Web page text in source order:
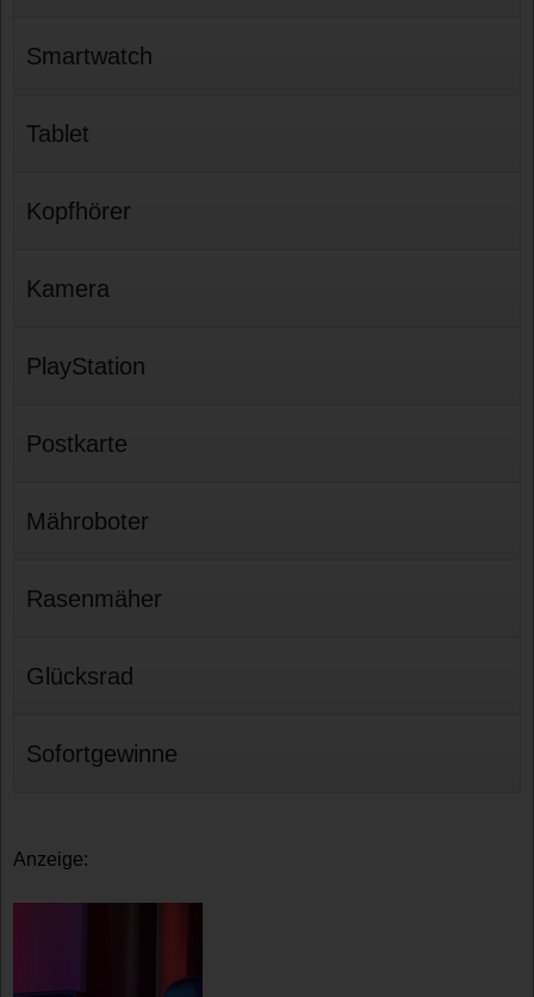
Smartwatch
Tablet
Kopfhörer
Kamera
PlayStation
Postkarte
Mähroboter
Rasenmäher
Glücksrad
Sofortgewinne
Anzeige: